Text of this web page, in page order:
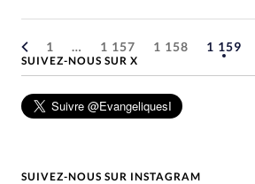
1 … 1 157 1 158 1 159
SUIVEZ-NOUS SUR X
SUIVEZ-NOUS SUR INSTAGRAM